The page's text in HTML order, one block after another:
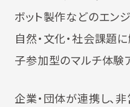
ボット製作などのエン
自然・文化・社会課題
子参加型のマルチ体験
企業・団体が連携し、